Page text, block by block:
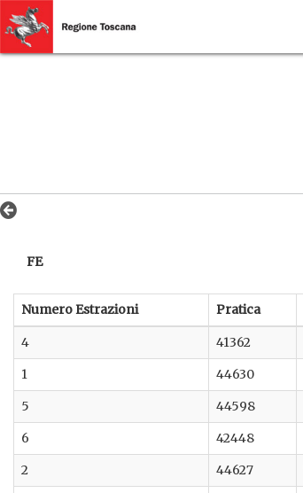
FE
Numero Estrazioni Pratica
4 41362
1
44630
5
44598
6
42448
2
44627